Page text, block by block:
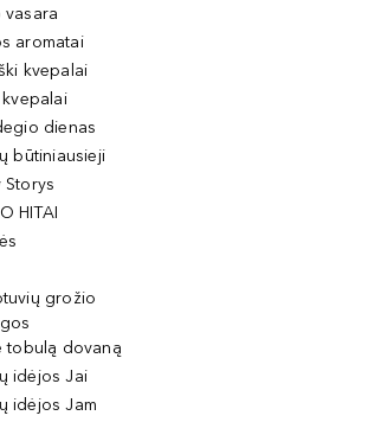
vasara
aromatai
kvepalai
dienas
būtiniausieji
Storys
HITAI
grožio
tobulą dovaną
idėjos Jai
idėjos Jam